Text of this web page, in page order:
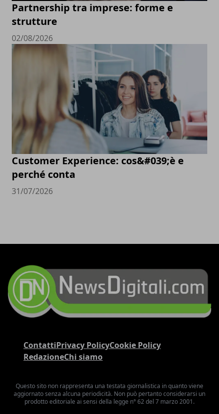
Partnership tra imprese: forme e
strutture
02/08/2026
Customer Experience: cos&#039;è e
perché conta
31/07/2026
ContattiPrivacy PolicyCookie Policy
RedazioneChi siamo
Questo sito non rappresenta una testata giornalistica in quanto viene
aggiornato senza alcuna periodicità. Non può pertanto considerarsi un
prodotto editoriale ai sensi della legge n° 62 del 7 marzo 2001.